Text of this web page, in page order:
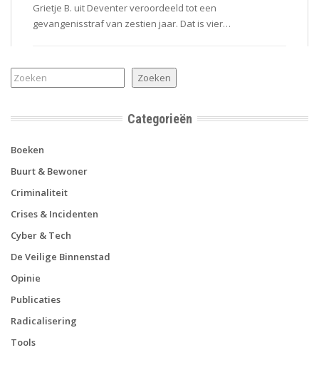
Grietje B. uit Deventer veroordeeld tot een
gevangenisstraf van zestien jaar. Dat is vier…
Zoeken Zoeken
Categorieën
Boeken
Buurt & Bewoner
Criminaliteit
Crises & Incidenten
Cyber & Tech
De Veilige Binnenstad
Opinie
Publicaties
Radicalisering
Tools